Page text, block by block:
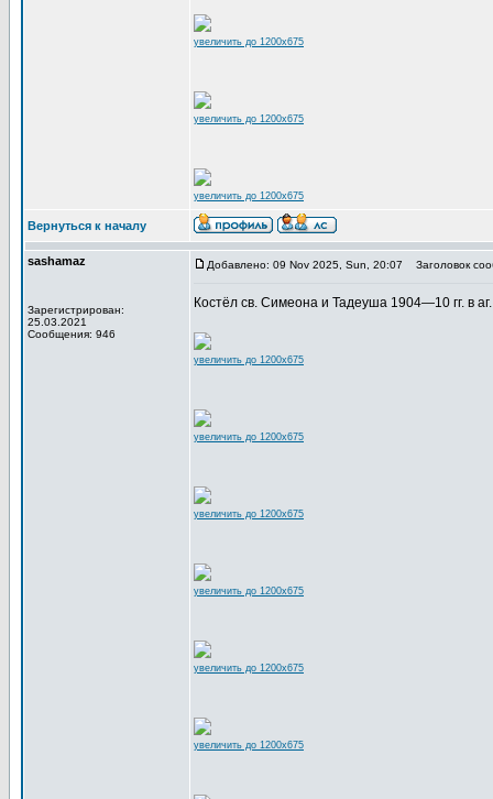
увеличить до 1200x675
увеличить до 1200x675
увеличить до 1200x675
Вернуться к началу
sashamaz
Зарегистрирован:
25.03.2021
Сообщения: 946
Добавлено: 09 Nov 2025, Sun, 20:07 Заголовок
Костёл св. Симеона и Тадеуша 1904—10 гг. в
увеличить до 1200x675
увеличить до 1200x675
увеличить до 1200x675
увеличить до 1200x675
увеличить до 1200x675
увеличить до 1200x675